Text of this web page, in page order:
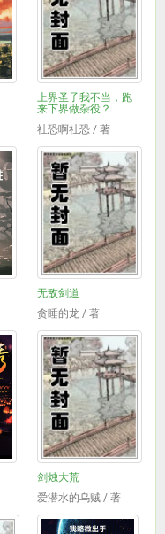
上界圣子我不当，跑
来下界做杂役？
社恐啊社恐 / 著
无敌剑道
贪睡的龙 / 著
剑烛大荒
爱潜水的乌贼 / 著